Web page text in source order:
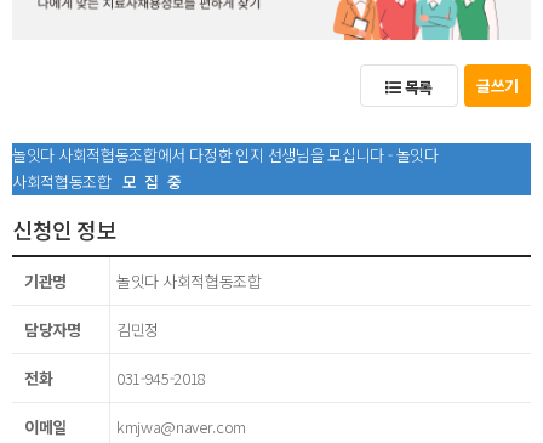
목록 글쓰기
놀잇다 사회적협동조합에서 다정한 인지 선생님을 모십니다 - 놀잇다
사회적협동조합 모집중
신청인 정보
기관명 놀잇다 사회적협동조합
담당자명 김민정
전화 031-945-2018
이메일 kmjwa@naver.com